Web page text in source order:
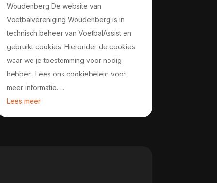
Woudenberg De website van
Voetbalvereniging Woudenberg is in
technisch beheer van VoetbalAssist en
gebruikt cookies. Hieronder de cookies
waar we je toestemming voor nodig
hebben. Lees ons cookiebeleid voor
meer informatie. ...
Lees meer